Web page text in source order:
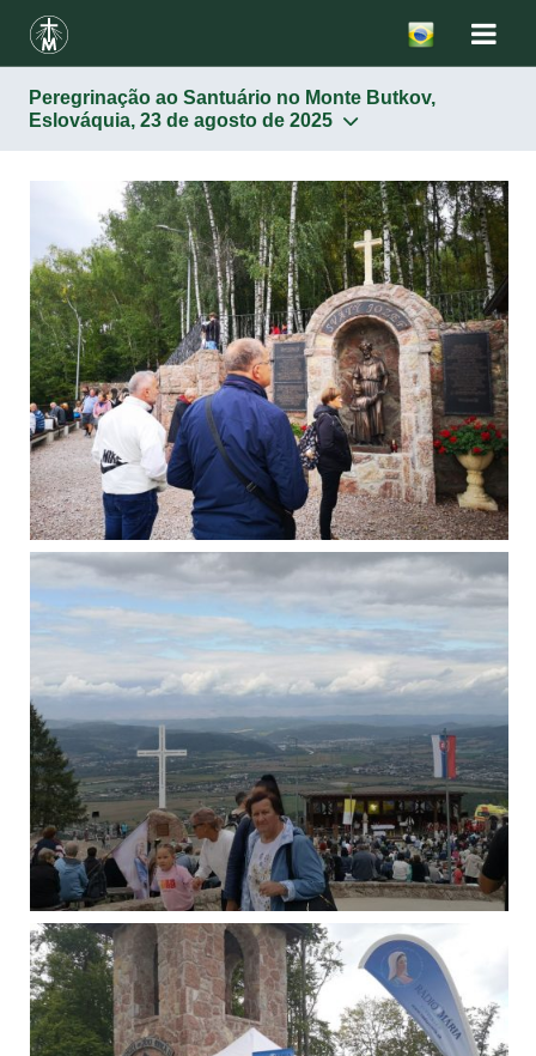
Peregrinação ao Santuário no Monte Butkov,
Eslováquia, 23 de agosto de 2025